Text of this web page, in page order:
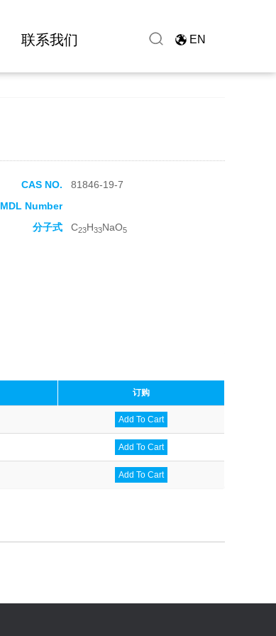
联系我们 EN
CAS NO.
81846-19-7
MDL Number
分子式 C23H33NaO5
订购
Add To Cart
Add To Cart
Add To Cart